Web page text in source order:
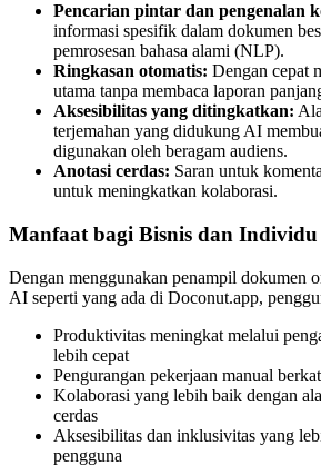
Pencarian pintar dan pengenalan
informasi spesifik dalam dokumen
pemrosesan bahasa alami (NLP).
Ringkasan otomatis: Dengan cepat
utama tanpa membaca laporan
Aksesibilitas yang ditingkatkan:
terjemahan yang didukung AI
digunakan oleh beragam audiens.
Anotasi cerdas: Saran untuk
untuk meningkatkan kolaborasi.
Manfaat bagi Bisnis dan Individu
Dengan menggunakan penampil dokumen
AI seperti yang ada di Doconut.app,
Produktivitas meningkat melalui
lebih cepat
Pengurangan pekerjaan manual
Kolaborasi yang lebih baik dengan
cerdas
Aksesibilitas dan inklusivitas yang
pengguna